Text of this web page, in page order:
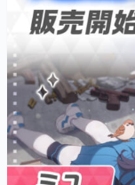
の起源
イニー
カテゴ
特集記事
マンガ
女性向け